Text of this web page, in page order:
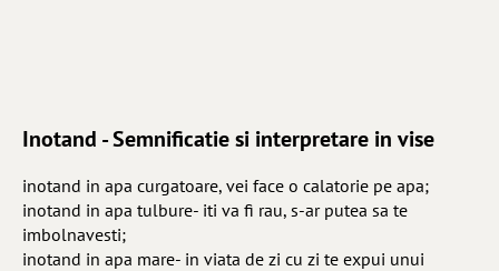
Inotand - Semnificatie si interpretare in vise
inotand in apa curgatoare, vei face o calatorie pe apa;
inotand in apa tulbure- iti va fi rau, s-ar putea sa te
imbolnavesti;
inotand in apa mare- in viata de zi cu zi te expui unui